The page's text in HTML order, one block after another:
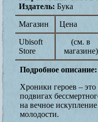
Издатель: Бука
Магазин Цена
Ubisoft
Store
(см. в
магазине)
Подробное описание:
Хроники героев – это
подвигах
на вечное
молодости.